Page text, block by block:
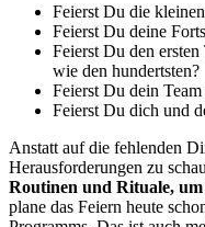
Feierst Du die
Feierst Du deine
Feierst Du den
wie den hundertsten?
Feierst Du dein
Feierst Du dich und
Anstatt auf die fehlenden
Herausforderungen zu
Routinen und Rituale,
plane das Feiern heute